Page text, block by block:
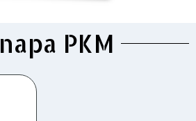
PKM